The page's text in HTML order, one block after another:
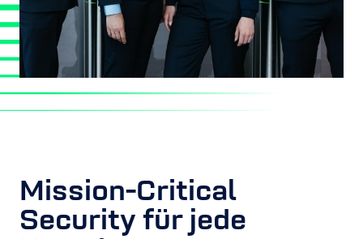
Mission-Critical
Security für jede